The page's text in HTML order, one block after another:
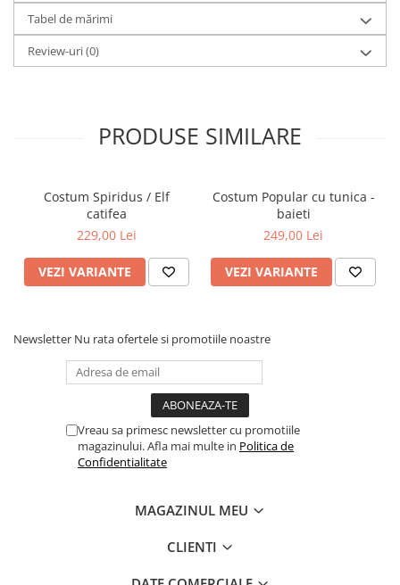
Tabel de mărimi
Review-uri(0)
PRODUSE SIMILARE
Costum Spiridus / Elf
catifea
229,00 Lei
VEZI VARIANTE
Costum Popular cu tunica -
baieti
249,00 Lei
VEZI VARIANTE
Newsletter Nu rata ofertele si promotiile noastre
Vreau sa primesc newsletter cu promotiile
magazinului. Afla mai multe in Politica de
Confidentialitate
MAGAZINUL MEU
CLIENTI